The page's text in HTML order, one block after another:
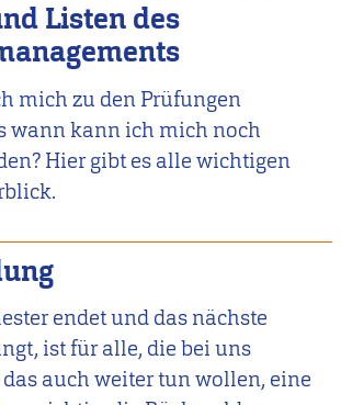
Listen des
mich zu den Prüfungen
wann kann ich mich noch
Hier gibt es alle wichtigen
endet und das nächste
ist für alle, die bei uns
auch weiter tun wollen, eine